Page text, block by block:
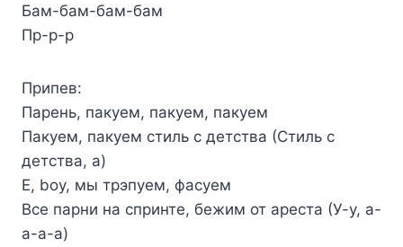
Бам-бам-бам-бам
Пр-р-р
Припев:
Парень, пакуем, пакуем, пакуем
Пакуем, пакуем стиль с детства (Стиль с
детства, а)
Е, boy, мы трэпуем, фасуем
Все парни на спринте, бежим от ареста (У-у, а-
а-а-а)